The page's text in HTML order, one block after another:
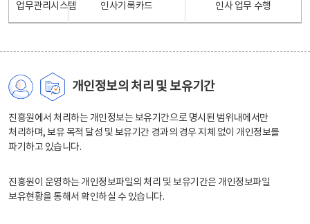
업무관리시스템 인사기록카드 인사 업무 수행
개인정보의 처리 및 보유기간
진흥원에서 처리하는 개인정보는 보유기간으로 명시된 범위내에서만
처리하며, 보유 목적 달성 및 보유기간 경과의 경우 지체 없이 개인정보를
파기하고 있습니다.
진흥원이 운영하는 개인정보파일의 처리 및 보유기간은 개인정보파일
보유현황을 통해서 확인하실 수 있습니다.